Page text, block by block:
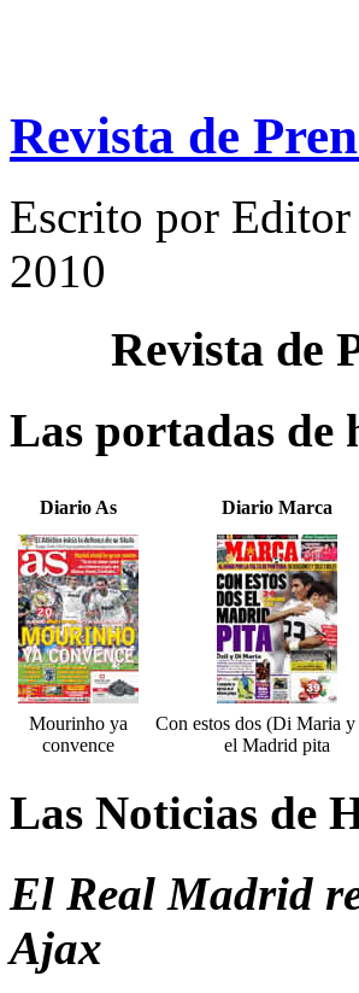
Revista de
Escrito por
2010
Revista de
Las portadas de
Diario As Diario Marca
Mourinho ya
convence
Con estos dos (Di Maria
el Madrid pita
Las Noticias de
El Real Madrid
Ajax